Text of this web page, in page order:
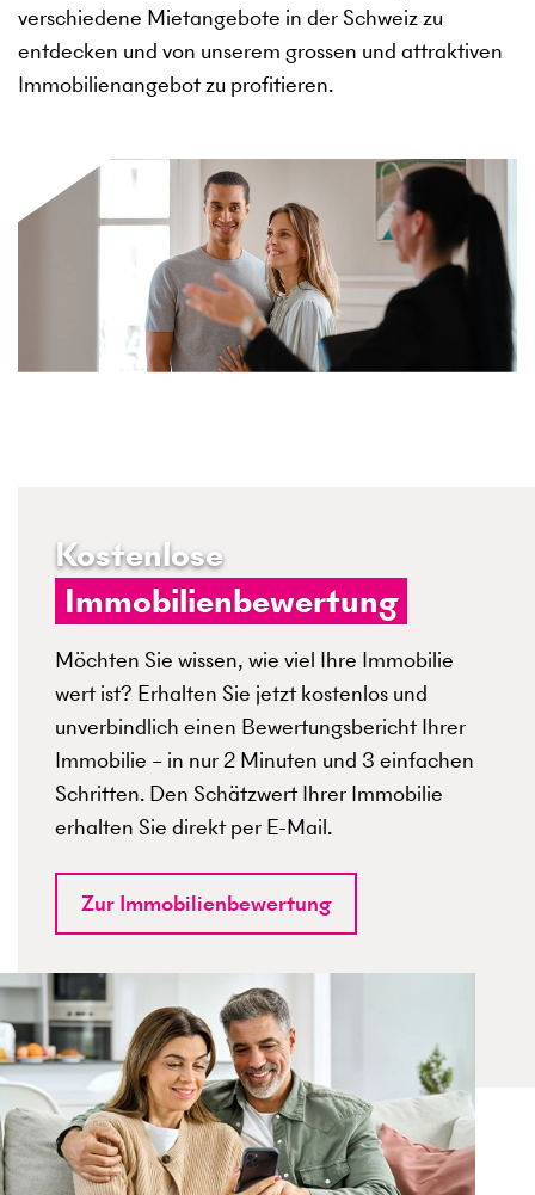
verschiedene Mietangebote in der Schweiz zu
entdecken und von unserem grossen und attraktiven
Immobilienangebot zu profitieren.
Kostenlose
Immobilienbewertung
Möchten Sie wissen, wie viel Ihre Immobilie
wert ist? Erhalten Sie jetzt kostenlos und
unverbindlich einen Bewertungsbericht Ihrer
Immobilie – in nur 2 Minuten und 3 einfachen
Schritten. Den Schätzwert Ihrer Immobilie
erhalten Sie direkt per E-Mail.
Zur Immobilienbewertung